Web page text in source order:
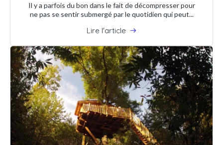
Il y a parfois du bon dans le fait de décompresser pour
ne pas se sentir submergé par le quotidien qui peut...
Lire l'article